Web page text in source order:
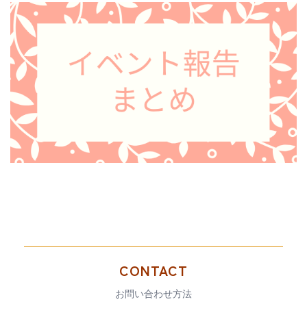
CONTACT
お問い合わせ方法